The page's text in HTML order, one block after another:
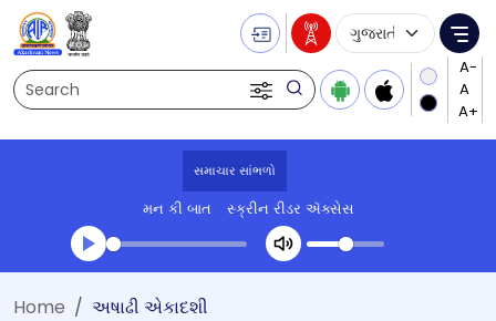
Search
Language
સમાચાર સાંભળો
મન કી બાત સ્ક્રીન રીડર ઍક્સેસ
Transcript summary
Home અષાઢી એકાદશી